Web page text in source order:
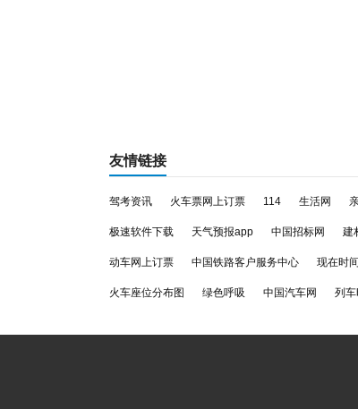
友情链接
驾考资讯 火车票网上订票 114 生活网
极速软件下载 天气预报app 中国招标网 建
动车网上订票 中国铁路客户服务中心 现在时间
火车座位分布图 绿色呼吸 中国汽车网 列